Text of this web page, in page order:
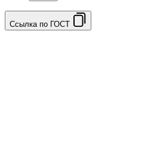
Ссылка по ГОСТ